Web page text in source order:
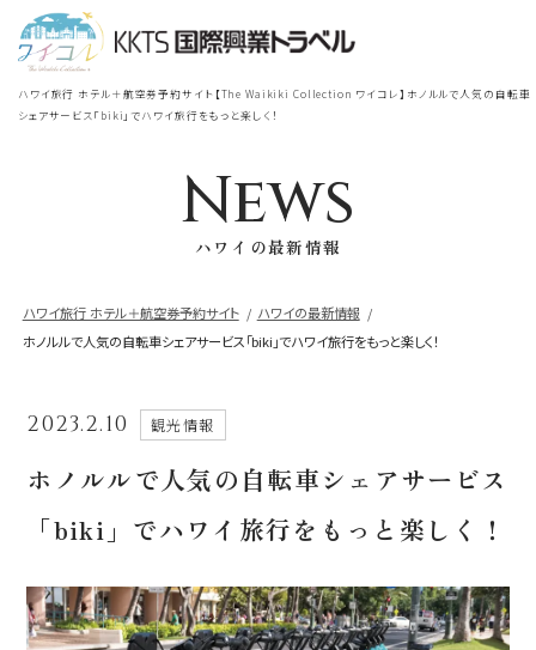
ハワイ旅行 ホテル＋航空券予約サイト【The Waikiki Collection ワイコレ】ホノルルで人気の自転車
シェアサービス「biki」でハワイ旅行をもっと楽しく！
News
ハワイの最新情報
ハワイ旅行 ホテル＋航空券予約サイト
ハワイの最新情報
ホノルルで人気の自転車シェアサービス「biki」でハワイ旅行をもっと楽しく！
2023.2.10 観光情報
ホノルルで人気の自転車シェアサービス
「biki」でハワイ旅行をもっと楽しく！
TOP
ロイヤルハワイアンラグジュアリー
モアナサーフライダー
シェラトン・プリンセスカイウラニ・ワイ
キキ・ビーチ
シェラトン・マウイ・リゾート＆スパ
宿泊 ＋ 航空券
シェラトン・ワイキキ・ビーチリ
到着地
座席クラス
出発日
2026年8月30日(日)